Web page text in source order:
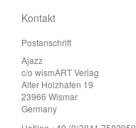
Kontakt
Postanschrift
Ajazz
c/o wismART Verlag
Alter Holzhafen 19
23966 Wismar
Germany